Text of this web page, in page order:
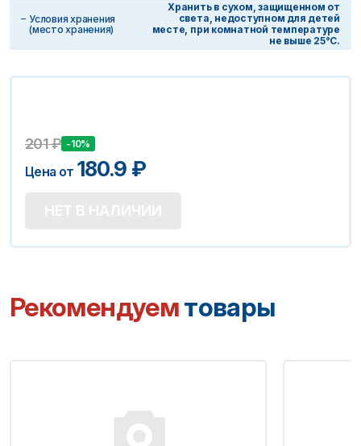
Условия хранения
(место хранения)
Хранить в сухом, защищенном от
света, недоступном для детей
месте, при комнатной температуре
не выше 25°С.
201₽ -10%
Цена от 180.9 ₽
Рекомендуемтовары